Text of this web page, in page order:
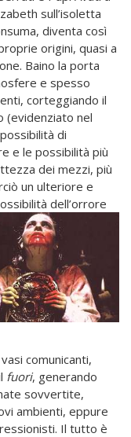
sull’isoletta
diventa così
origini, quasi a
Baino la porta
e spesso
corteggiando il
(evidenziato nel
di
e le possibilità più
dei mezzi, più
un ulteriore e
dell’orrore
comunicanti,
fuori, generando
sovvertite,
ambienti, eppure
Il tutto è